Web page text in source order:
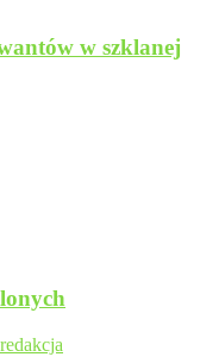
w szklanej
redakcja